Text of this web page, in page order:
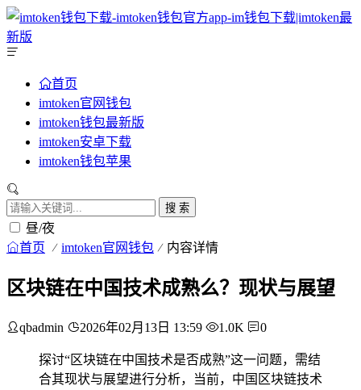
首页
imtoken官网钱包
imtoken钱包最新版
imtoken安卓下载
imtoken钱包苹果
搜 索
昼/夜
首页 imtoken官网钱包 内容详情
区块链在中国技术成熟么？现状与展望
qbadmin 2026年02月13日 13:59 1.0K 0
探讨“区块链在中国技术是否成熟”这一问题，需结
合其现状与展望进行分析，当前，中国区块链技术